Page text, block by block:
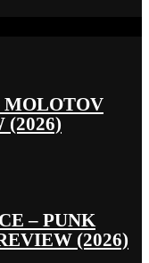
MOLOTOV
(2026)
– PUNK
(2026)